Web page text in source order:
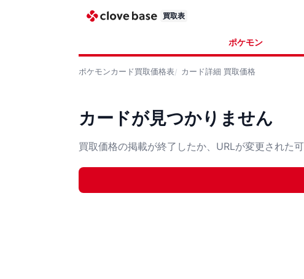
買取表
ポケモン
ポケモンカード買取価格表 カード詳細 買取価格
カードが見つかりません
買取価格の掲載が終了したか、URLが変更された可